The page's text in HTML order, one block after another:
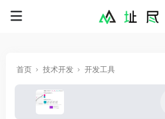
首页 技术开发 开发工具